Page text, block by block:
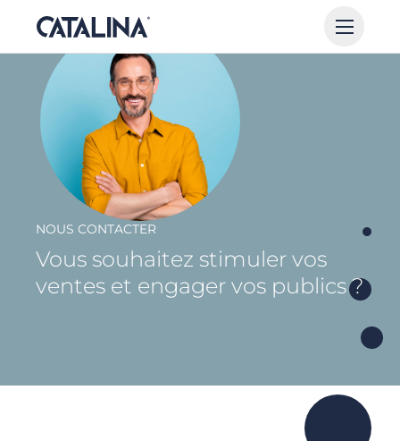
NOUS CONTACTER
Vous souhaitez stimuler vos
ventes et engager vos publics ?